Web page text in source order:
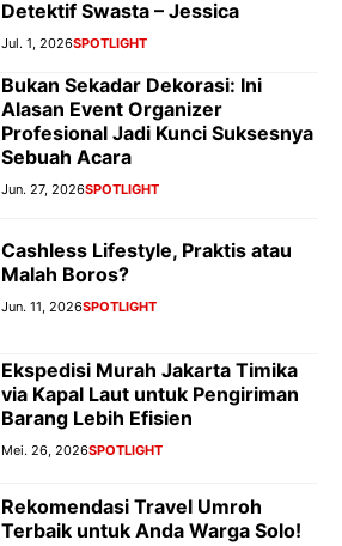
Detektif Swasta – Jessica
Jul. 1, 2026SPOTLIGHT
Bukan Sekadar Dekorasi: Ini
Alasan Event Organizer
Profesional Jadi Kunci Suksesnya
Sebuah Acara
Jun. 27, 2026SPOTLIGHT
Cashless Lifestyle, Praktis atau
Malah Boros?
Jun. 11, 2026SPOTLIGHT
Ekspedisi Murah Jakarta Timika
via Kapal Laut untuk Pengiriman
Barang Lebih Efisien
Mei. 26, 2026SPOTLIGHT
Rekomendasi Travel Umroh
Terbaik untuk Anda Warga Solo!